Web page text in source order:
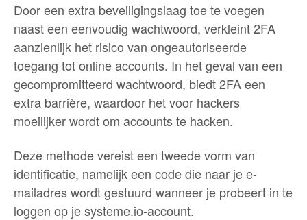
Door een extra beveiligingslaag toe te voegen
naast een eenvoudig wachtwoord, verkleint 2FA
aanzienlijk het risico van ongeautoriseerde
toegang tot online accounts. In het geval van een
gecompromitteerd wachtwoord, biedt 2FA een
extra barrière, waardoor het voor hackers
moeilijker wordt om accounts te hacken.
Deze methode vereist een tweede vorm van
identificatie, namelijk een code die naar je e-
mailadres wordt gestuurd wanneer je probeert in te
loggen op je systeme.io-account.